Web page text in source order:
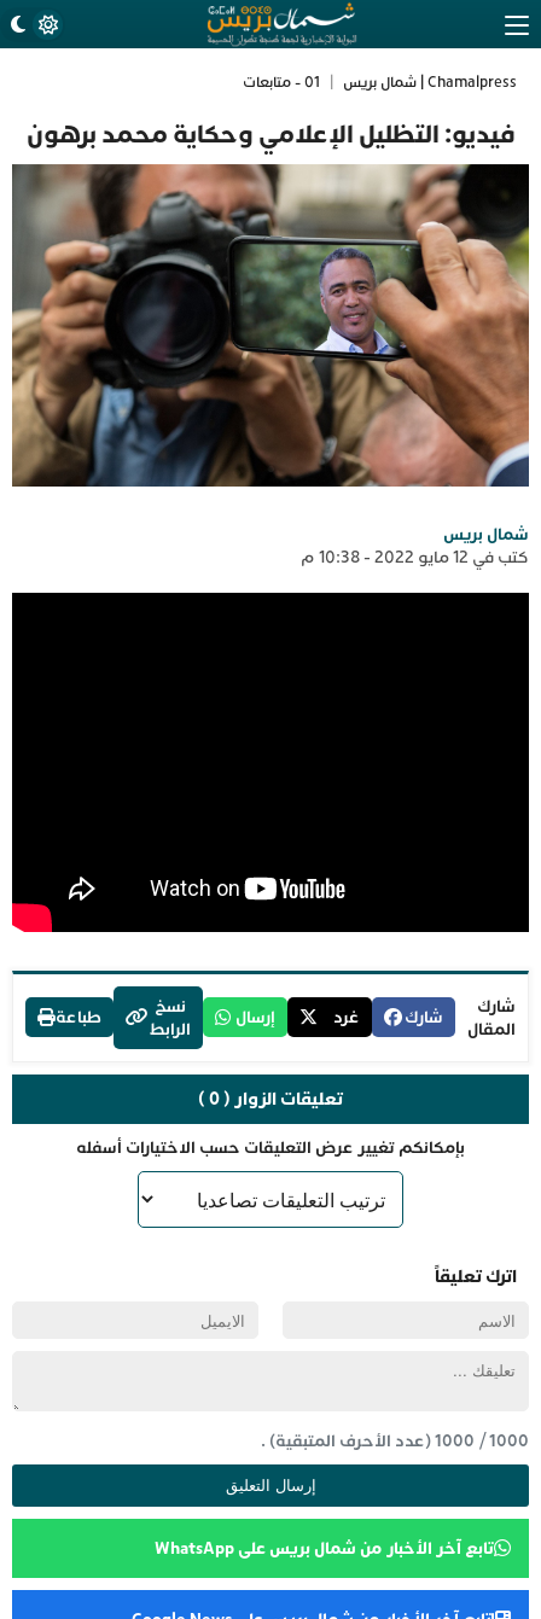
Chamalpress | شمال بريس 01 - متابعات
فيديو: التظليل الإعلامي وحكاية محمد برهون
شمال بريس
كتب في 12 مايو 2022 - 10:38 م
شارك
المقال
شارك غرد إرسال
نسخ
الرابط
طباعة
تعليقات الزوار ( 0 )
بإمكانكم تغيير عرض التعليقات حسب الاختيارات أسفله
اترك تعليقاً
1000
/
1000(عدد الأحرف المتبقية) .
تابع آخر الأخبار من شمال بريس على WhatsApp